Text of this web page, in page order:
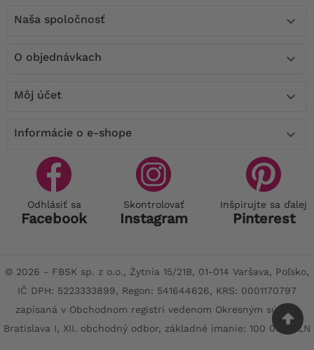
Naša spoločnosť 
O objednávkach 
Môj účet 
Informácie o e-shope 
Odhlásiť sa
Facebook
Skontrolovať
Instagram
Inšpirujte sa ďalej
Pinterest
© 2026 - FBSK sp. z o.o., Żytnia 15/21B, 01-014 Varšava, Poľsko,
IČ DPH: 5223333899, Regon: 541644626, KRS: 0001170797
zapísaná v Obchodnom registri vedenom Okresným súdom
Bratislava I, XII. obchodný odbor, základné imanie: 100 000 PLN